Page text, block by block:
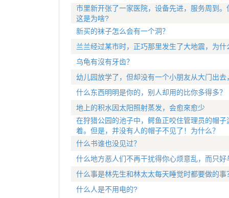
市里新开张了一家医院，设备先进，服务周到
这是为啥?
新买的袜子怎么会有一个洞？
兰兰经过某市时，正巧那里发生了大地震，为
乌龟有沒有牙齿？
幼儿园放学了，但却没有一个小朋友从大门出去
什么东西明明是你的，别人却用的比你多得多？
地上的积水因太阳照射蒸发，会愈來愈少
在狩猎公园的池子中，鳄鱼正咬住管理员的帽
着。但是，并没有人的帽子不见了！为什么？
什么书谁也没见过？
什么地方恶人们不再干扰得你心烦意乱，而只好
什么事是林先生和林太太每天睡觉时都要做的事
什么人是不用电的?